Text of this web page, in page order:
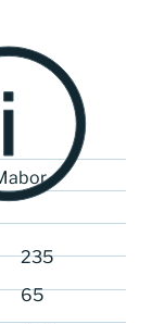
65
235